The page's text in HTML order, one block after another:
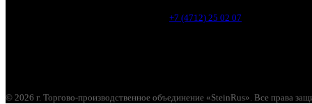
+7 (4712) 25 02 07
© 2026 г. Торгово-производственное объединение «SteinRus». Все права